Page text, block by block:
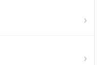
›
›